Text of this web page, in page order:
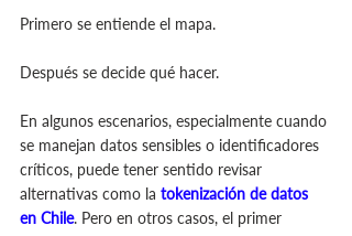
Primero se entiende el mapa.
Después se decide qué hacer.
En algunos escenarios, especialmente cuando
se manejan datos sensibles o identificadores
críticos, puede tener sentido revisar
alternativas como la tokenización de datos
en Chile. Pero en otros casos, el primer